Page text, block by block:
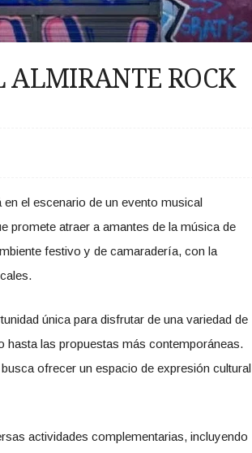
ALMIRANTE ROCK
el escenario de un evento musical
promete atraer a amantes de la música de
festivo y de camaradería, con la
única para disfrutar de una variedad de
hasta las propuestas más contemporáneas.
ofrecer un espacio de expresión cultural
actividades complementarias, incluyendo